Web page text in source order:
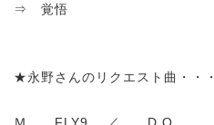
⇒ 覚悟
★永野さんのリクエスト曲・・・
Ｍ FLY9 ／ D.O